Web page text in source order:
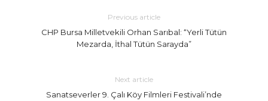
Previous article
CHP Bursa Milletvekili Orhan Sarıbal: “Yerli Tütün
Mezarda, İthal Tütün Sarayda”
Next article
Sanatseverler 9. Çalı Köy Filmleri Festivali’nde